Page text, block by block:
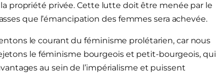
propriété privée. Cette lutte doit être menée par le
que l’émancipation des femmes sera achevée.
le courant du féminisme prolétarien, car nous
le féminisme bourgeois et petit-bourgeois, qui
au sein de l’impérialisme et puissent